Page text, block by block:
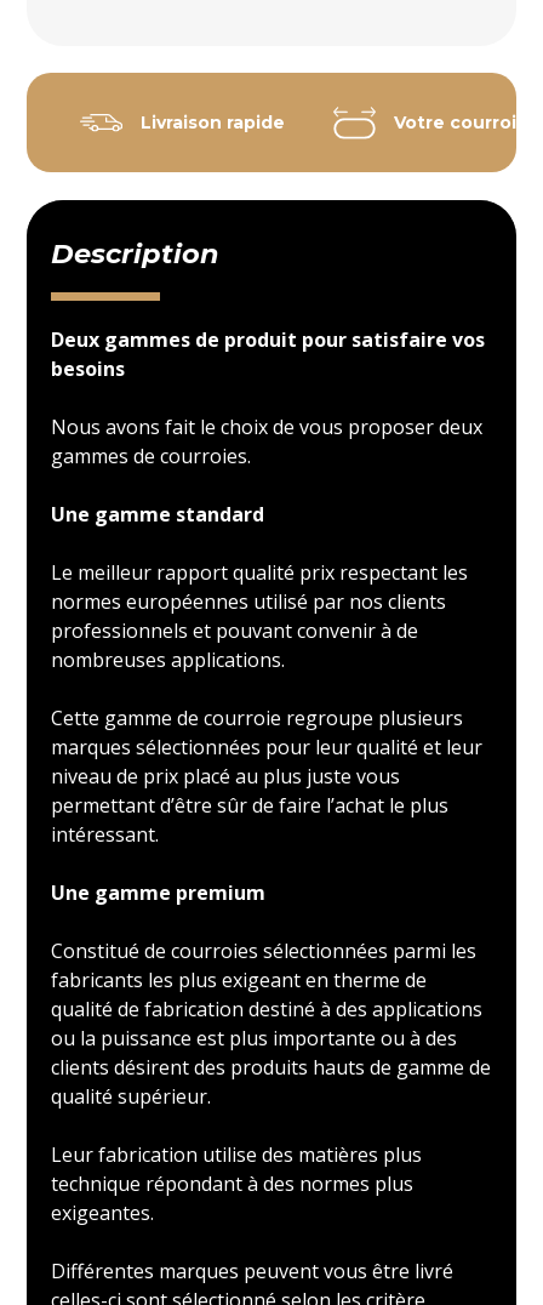
Livraison rapide Votre courroie
Description
Deux gammes de produit pour satisfaire vos
besoins
Nous avons fait le choix de vous proposer deux
gammes de courroies.
Une gamme standard
Le meilleur rapport qualité prix respectant les
normes européennes utilisé par nos clients
professionnels et pouvant convenir à de
nombreuses applications.
Cette gamme de courroie regroupe plusieurs
marques sélectionnées pour leur qualité et leur
niveau de prix placé au plus juste vous
permettant d’être sûr de faire l’achat le plus
intéressant.
Une gamme premium
Constitué de courroies sélectionnées parmi les
fabricants les plus exigeant en therme de
qualité de fabrication destiné à des applications
ou la puissance est plus importante ou à des
clients désirent des produits hauts de gamme de
qualité supérieur.
Leur fabrication utilise des matières plus
technique répondant à des normes plus
exigeantes.
Différentes marques peuvent vous être livré